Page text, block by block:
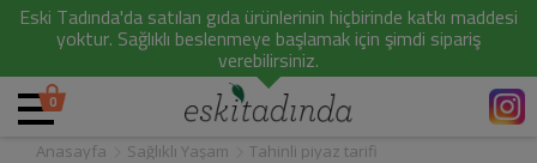
Eski Tadında'da satılan gıda ürünlerinin hiçbirinde katkı maddesi
yoktur. Sağlıklı beslenmeye başlamak için şimdi sipariş
verebilirsiniz.
0
Anasayfa Sağlıklı Yaşam Tahinli piyaz tarifi